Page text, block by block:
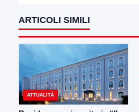
ARTICOLI SIMILI
ATTUALITÀ